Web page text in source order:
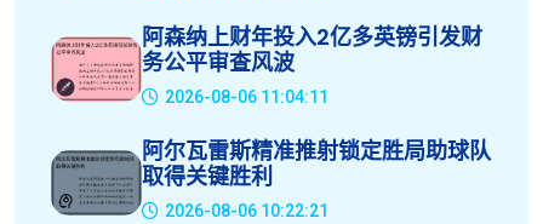
阿森纳上财年投入2亿多英镑引发财
务公平审查风波
2026-08-06 11:04:11
阿尔瓦雷斯精准推射锁定胜局助球队
取得关键胜利
2026-08-06 10:22:21